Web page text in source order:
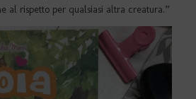
al rispetto per qualsiasi altra creatura.”